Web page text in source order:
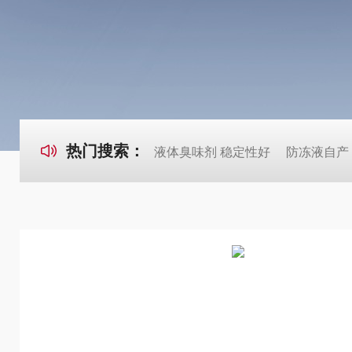
热门搜索： 液体臭味剂 稳定性好 防冻液自产